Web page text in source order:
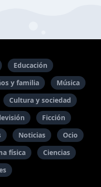
Educación
y familia
Música
Cultura y sociedad
Ficción
Noticias
Ocio
física
Ciencias